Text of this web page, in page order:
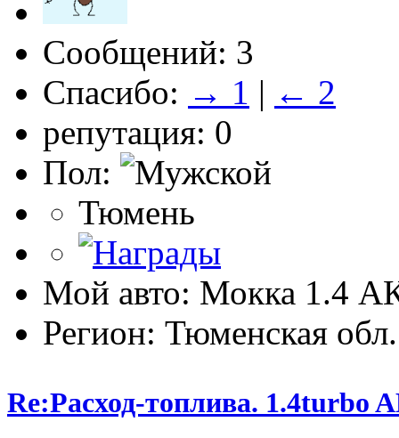
Сообщений: 3
Спасибо: → 1 | ← 2
репутация: 0
Пол:
Тюмень
Мой авто: Мокка 1.4
Регион: Тюменская обл.
Re:Расход-топлива. 1.4turbo